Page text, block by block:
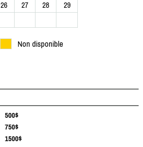
26 27 28
29
Non disponible
500$
750$
1500$